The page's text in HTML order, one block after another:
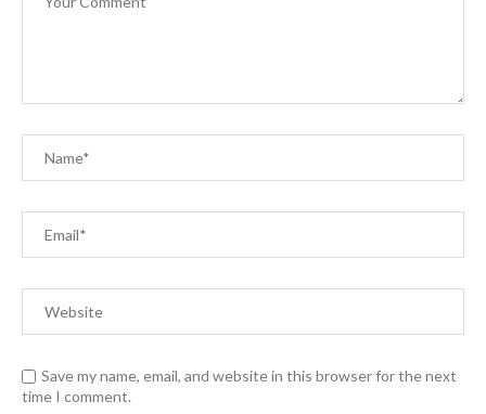
Save my name, email, and website in this browser for the next
time I comment.